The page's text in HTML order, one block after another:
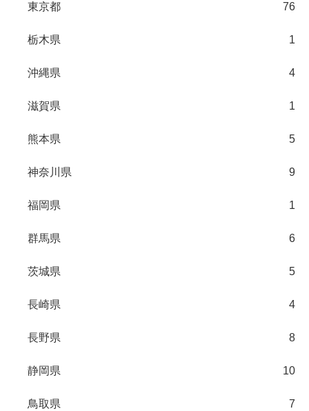
東京都 76
栃木県 1
沖縄県 4
滋賀県 1
熊本県 5
神奈川県 9
福岡県 1
群馬県 6
茨城県 5
長崎県 4
長野県 8
静岡県 10
鳥取県 7